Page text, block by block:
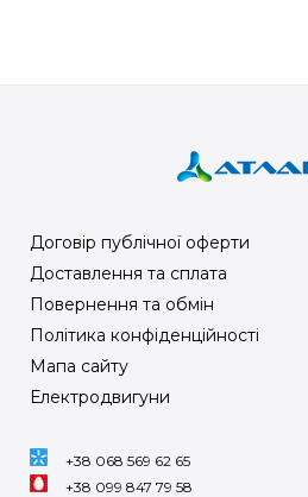
Договір публічної оферти
Доставлення та сплата
Повернення та обмін
Політика конфіденційності
Мапа сайту
Електродвигуни
+38 068 569 62 65
+38 099 847 79 58